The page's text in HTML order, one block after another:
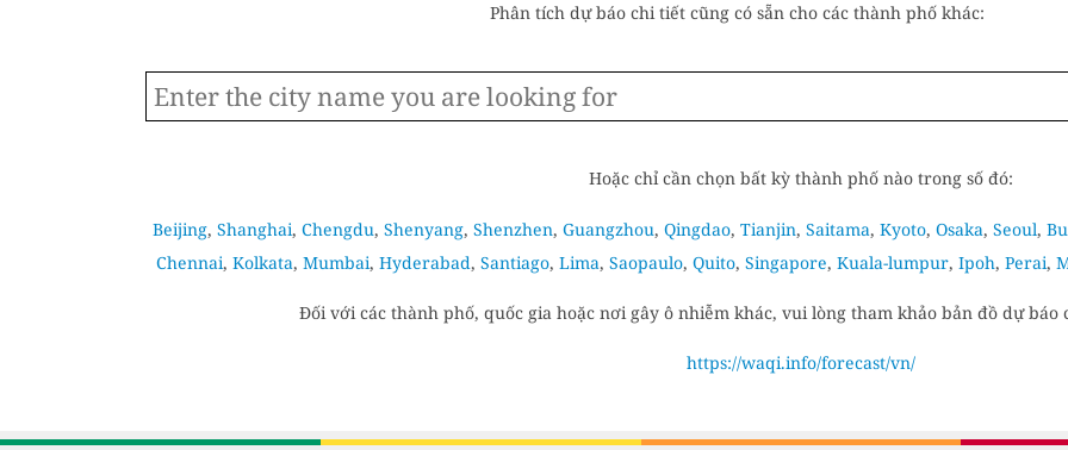
Phân tích dự báo chi tiết cũng có sẵn cho các thành phố khác:
Hoặc chỉ cần chọn bất kỳ thành phố nào trong số đó:
Beijing, Shanghai, Chengdu, Shenyang, Shenzhen, Guangzhou, Qingdao, Tianjin, Saitama, Kyoto, Osaka, Seoul,
Chennai, Kolkata, Mumbai, Hyderabad, Santiago, Lima, Saopaulo, Quito, Singapore, Kuala-lumpur, Ipoh, Perai,
Đối với các thành phố, quốc gia hoặc nơi gây ô nhiễm khác, vui lòng tham khảo bản đồ dự
https://waqi.info/forecast/vn/